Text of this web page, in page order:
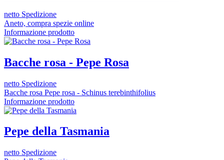
netto Spedizione
Aneto, compra spezie online
Informazione prodotto
Bacche rosa - Pepe Rosa
netto Spedizione
Bacche rosa Pepe rosa - Schinus terebinthifolius
Informazione prodotto
Pepe della Tasmania
netto Spedizione